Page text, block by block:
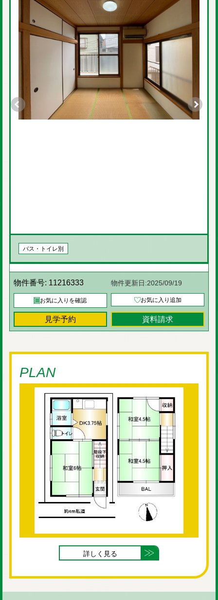
物件番号: 11216333 物件更新日:2025/09/19
お気に入りを確認 お気に入り追加
見学予約 資料請求
バス・トイレ別
PLAN
詳しく見る